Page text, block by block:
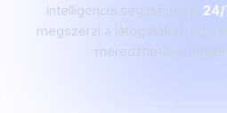
intelligencia segítségével 24/
megszerzi a látogatókat,
méredzhetően növeli